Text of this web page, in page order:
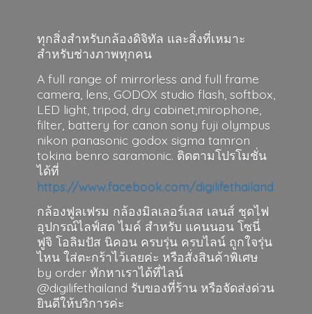
ทุกสิ่งสำหรับกล้องดิจิทัล และสิ่งที่เหมาะ
สำหรับช่างภาพทุกคน
A full range of mirrorless and full frame
camera, lens, GODOX studio flash, softbox,
LED light, tripod, dry cabinet,mirophone,
filter, battery for canon sony fuji olympus
nikon panasonic godox sigma tamron
tokina benro saramonic. ติดตามโปรโมชั่น
ได้ที่
https://www.facebook.com/digilifethailand
กล้องฟูลเฟรม กล้องมิลเลอร์เลส เลนส์ ชุดไฟ
อุปกรณ์ไลฟ์สด ไมค์ สำหรับ แคนนอน โซนี่
ฟูจิ โอลิมปัส นิคอน ครบรุ่น ครบไลน์ ถูกใจรุ่น
ไหน ใส่ตะกร้าไว้เลยค่ะ หรือสั่งสินค้าพิเศษ
by order ทักหาเราได้ที่ไลน์
@digilifethailand รับของที่ร้าน หรือจัดส่งด่วน
ยินดีให้บริการค่ะ